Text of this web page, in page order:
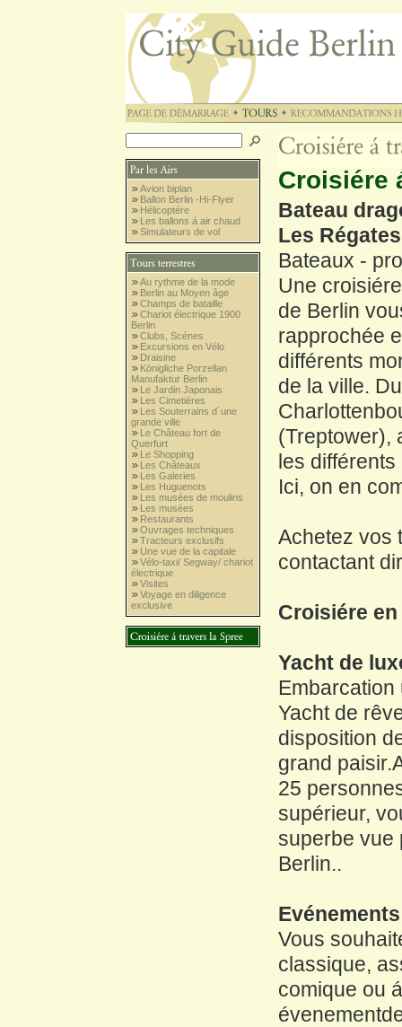
Avion biplan
Ballon Berlin -Hi-Flyer
Hélicoptére
Les ballons á air chaud
Simulateurs de vol
Au rythme de la mode
Berlin au Moyen âge
Champs de bataille
Chariot électrique 1900
Berlin
Clubs, Scénes
Excursions en Vélo
Draisine
Königliche Porzellan
Manufaktur Berlin
Le Jardin Japonais
Les Cimetiéres
Les Souterrains d´une
grande ville
Le Château fort de
Querfurt
Le Shopping
Les Châteaux
Les Galeries
Les Huguenots
Les musées de moulins
Les musées
Restaurants
Ouvrages techniques
Tracteurs exclusifs
Une vue de la capitale
Vélo-taxi/ Segway/ chariot
électrique
Visites
Voyage en diligence
exclusive
Croisiére
Bateau
Les Régates
Bateaux -
Une
de Berlin
rapprochée
différents
de la ville.
(Treptower),
les
Ici, on en
Achetez vos
contactant
Croisiére en
Yacht de
Yacht de
disposition
grand
25
supérieur,
superbe vue
Berlin..
Evénements
Vous
classique,
comique ou